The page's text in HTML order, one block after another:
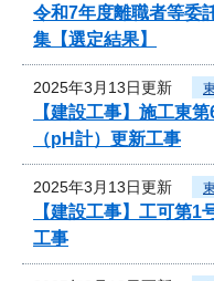
令和7年度離職者等委
集【選定結果】
2025年3月13日更新
【建設工事】施工東
（pH計）更新工事
2025年3月13日更新
【建設工事】工可第
工事